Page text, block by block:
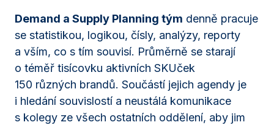
Demand a Supply Planning tým denně pracuje
se statistikou, logikou, čísly, analýzy, reporty
a vším, co s tím souvisí. Průměrně se starají
o téměř tisícovku aktivních SKUček
150 různých brandů. Součástí jejich agendy je
i hledání souvislostí a neustálá komunikace
s kolegy ze všech ostatních oddělení, aby jim